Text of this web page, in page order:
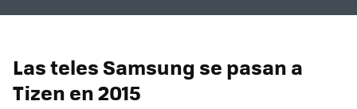
Las teles Samsung se pasan a
Tizen en 2015